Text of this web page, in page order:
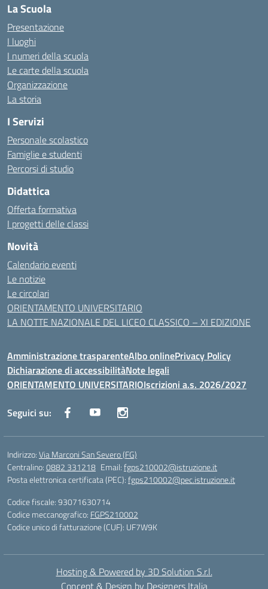
La Scuola
Presentazione
I luoghi
I numeri della scuola
Le carte della scuola
Organizzazione
La storia
I Servizi
Personale scolastico
Famiglie e studenti
Percorsi di studio
Didattica
Offerta formativa
I progetti delle classi
Novità
Calendario eventi
Le notizie
Le circolari
ORIENTAMENTO UNIVERSITARIO
LA NOTTE NAZIONALE DEL LICEO CLASSICO – XI EDIZIONE
Amministrazione trasparenteAlbo onlinePrivacy Policy
Dichiarazione di accessibilitàNote legali
ORIENTAMENTO UNIVERSITARIOIscrizioni a.s. 2026/2027
Seguici su:
Indirizzo:Via Marconi San Severo (FG)
Centralino:0882 331218 Email:fgps210002@istruzione.it
Posta elettronica certificata (PEC):fgps210002@pec.istruzione.it
Codice fiscale: 93071630714
Codice meccanografico: FGPS210002
Codice unico di fatturazione (CUF): UF7W9K
Hosting & Powered by 3D Solution S.r.l.
Concept & Design by Designers Italia